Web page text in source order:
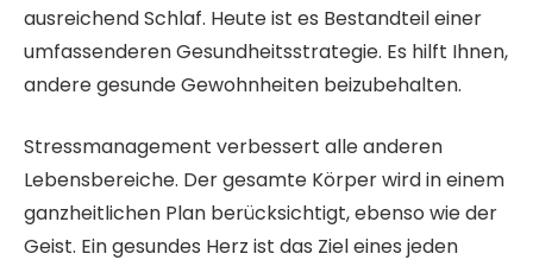
ausreichend Schlaf. Heute ist es Bestandteil einer
umfassenderen Gesundheitsstrategie. Es hilft Ihnen,
andere gesunde Gewohnheiten beizubehalten.
Stressmanagement verbessert alle anderen
Lebensbereiche. Der gesamte Körper wird in einem
ganzheitlichen Plan berücksichtigt, ebenso wie der
Geist. Ein gesundes Herz ist das Ziel eines jeden